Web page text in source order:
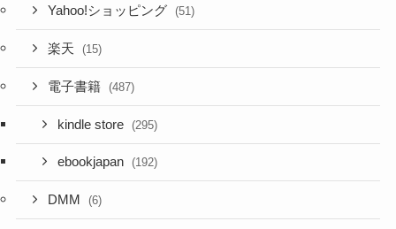
Yahoo!ショッピング (51)
楽天 (15)
電子書籍 (487)
kindle store (295)
ebookjapan (192)
DMM (6)